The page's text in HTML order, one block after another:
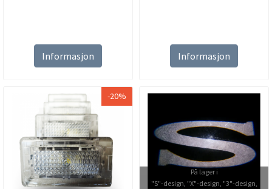
Informasjon Informasjon
-20%
På lager i
"S"-design, "X"-design, "3"-design,